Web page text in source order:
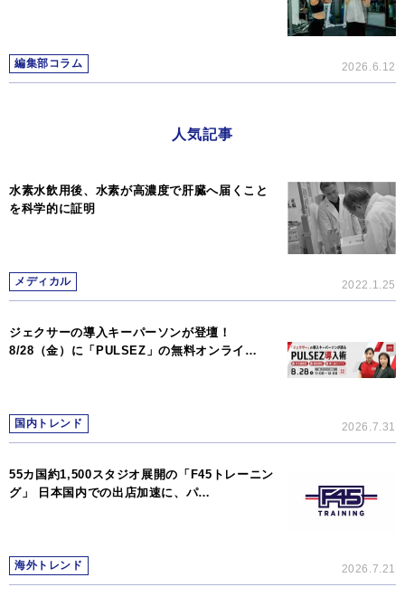
編集部コラム 2026.6.12
人気記事
水素水飲用後、水素が高濃度で肝臓へ届くこと
を科学的に証明
メディカル 2022.1.25
ジェクサーの導入キーパーソンが登壇！
8/28（金）に「PULSEZ」の無料オンライ…
国内トレンド 2026.7.31
55カ国約1,500スタジオ展開の「F45トレーニン
グ」 日本国内での出店加速に、パ…
海外トレンド 2026.7.21